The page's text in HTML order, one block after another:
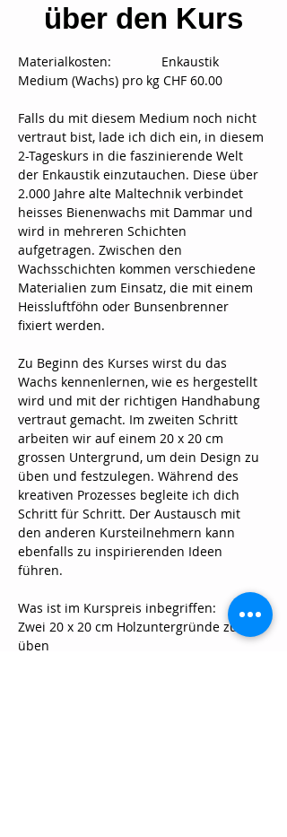
über den Kurs
Materialkosten:		Enkaustik
Medium (Wachs) pro kg CHF 60.00
Falls du mit diesem Medium noch nicht
vertraut bist, lade ich dich ein, in diesem
2-Tageskurs in die faszinierende Welt
der Enkaustik einzutauchen. Diese über
2.000 Jahre alte Maltechnik verbindet
heisses Bienenwachs mit Dammar und
wird in mehreren Schichten
aufgetragen. Zwischen den
Wachsschichten kommen verschiedene
Materialien zum Einsatz, die mit einem
Heissluftföhn oder Bunsenbrenner
fixiert werden.
Zu Beginn des Kurses wirst du das
Wachs kennenlernen, wie es hergestellt
wird und mit der richtigen Handhabung
vertraut gemacht. Im zweiten Schritt
arbeiten wir auf einem 20 x 20 cm
grossen Untergrund, um dein Design zu
üben und festzulegen. Während des
kreativen Prozesses begleite ich dich
Schritt für Schritt. Der Austausch mit
den anderen Kursteilnehmern kann
ebenfalls zu inspirierenden Ideen
führen.
Was ist im Kurspreis inbegriffen:
Zwei 20 x 20 cm Holzuntergründe zum
üben